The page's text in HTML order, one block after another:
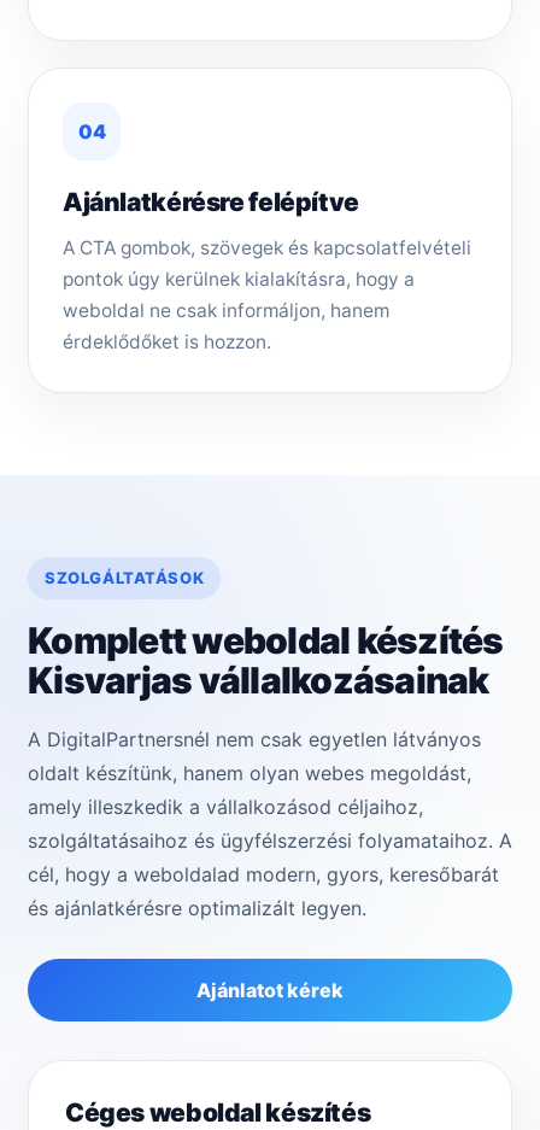
04
Ajánlatkérésre felépítve
A CTA gombok, szövegek és kapcsolatfelvételi
pontok úgy kerülnek kialakításra, hogy a
weboldal ne csak informáljon, hanem
érdeklődőket is hozzon.
SZOLGÁLTATÁSOK
Komplett weboldal készítés
Kisvarjas vállalkozásainak
A DigitalPartnersnél nem csak egyetlen látványos
oldalt készítünk, hanem olyan webes megoldást,
amely illeszkedik a vállalkozásod céljaihoz,
szolgáltatásaihoz és ügyfélszerzési folyamataihoz. A
cél, hogy a weboldalad modern, gyors, keresőbarát
és ajánlatkérésre optimalizált legyen.
Ajánlatot kérek
Céges weboldal készítés